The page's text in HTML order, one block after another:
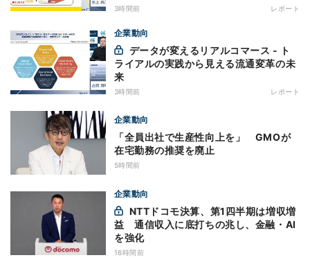
3時間前 レポート
企業動向
ライアルの実践から見える流通変革の未
来
3時間前 レポート
企業動向
「全員出社で生産性向上を」 GMOが
在宅勤務の推奨を廃止
5時間前
企業動向
益 通信収入に底打ちの兆し、金融・AI
を強化
16時間前